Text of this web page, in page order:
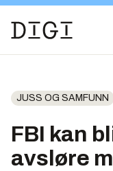
JUSS OG SAMFUNN
FBI kan
avsløre